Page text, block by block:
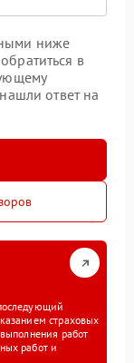
ниже
в
ответ на
страховых
работ
работ и